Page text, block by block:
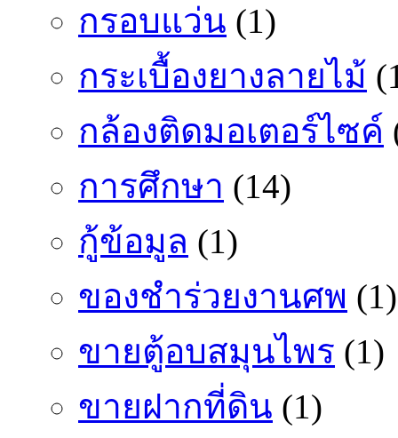
กรอบแว่น (1)
กระเบื้องยางลายไม้
กล้องติดมอเตอร์ไซค์
การศึกษา (14)
กู้ข้อมูล (1)
ของชำร่วยงานศพ (1)
ขายตู้อบสมุนไพร (1)
ขายฝากที่ดิน (1)